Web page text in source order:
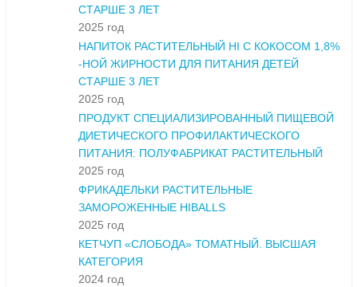
СТАРШЕ 3 ЛЕТ
2025 год
НАПИТОК РАСТИТЕЛЬНЫЙ HI С КОКОСОМ 1,8%
-НОЙ ЖИРНОСТИ ДЛЯ ПИТАНИЯ ДЕТЕЙ
СТАРШЕ 3 ЛЕТ
2025 год
ПРОДУКТ СПЕЦИАЛИЗИРОВАННЫЙ ПИЩЕВОЙ
ДИЕТИЧЕСКОГО ПРОФИЛАКТИЧЕСКОГО
ПИТАНИЯ: ПОЛУФАБРИКАТ РАСТИТЕЛЬНЫЙ
2025 год
ФРИКАДЕЛЬКИ РАСТИТЕЛЬНЫЕ
ЗАМОРОЖЕННЫЕ HIBALLS
2025 год
КЕТЧУП «СЛОБОДА» ТОМАТНЫЙ. ВЫСШАЯ
КАТЕГОРИЯ
2024 год